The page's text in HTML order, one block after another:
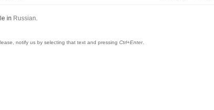
in Russian.
notify us by selecting that text and pressing Ctrl+Enter.